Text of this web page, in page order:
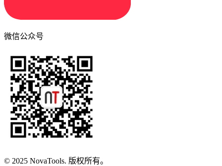
微信公众号
© 2025 NovaTools. 版权所有。